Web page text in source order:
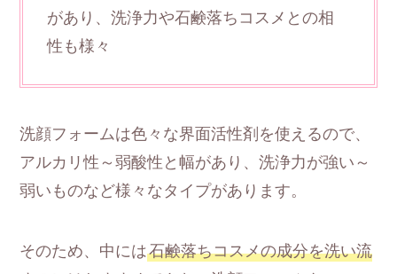
があり、洗浄力や石鹸落ちコスメとの相
性も様々
洗顔フォームは色々な界面活性剤を使えるので、
アルカリ性～弱酸性と幅があり、洗浄力が強い～
弱いものなど様々なタイプがあります。
そのため、中には石鹸落ちコスメの成分を洗い流